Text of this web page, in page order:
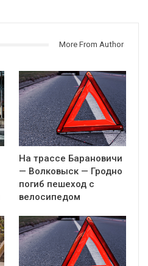
More From Author
На трассе Барановичи
— Волковыск — Гродно
погиб пешеход с
велосипедом